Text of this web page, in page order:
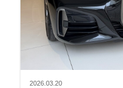
2026.03.20